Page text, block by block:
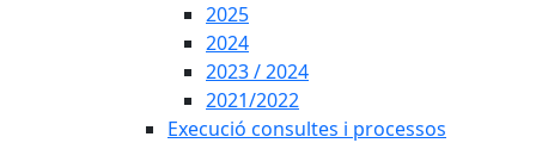
2025
2024
2023 / 2024
2021/2022
Execució consultes i processos